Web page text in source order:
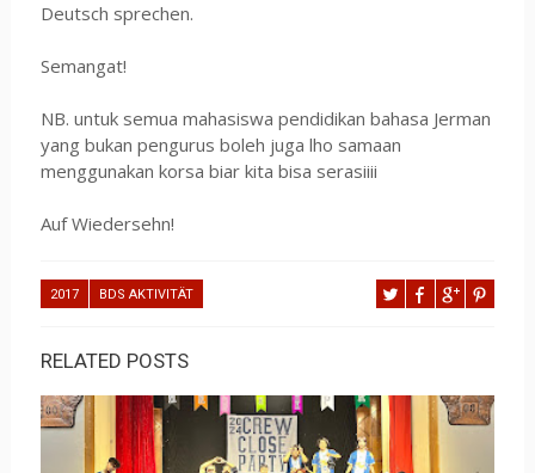
Deutsch sprechen.
Semangat!
NB. untuk semua mahasiswa pendidikan bahasa Jerman
yang bukan pengurus boleh juga lho samaan
menggunakan korsa biar kita bisa serasiiii
Auf Wiedersehn!
2017 BDS AKTIVITÄT
RELATED POSTS